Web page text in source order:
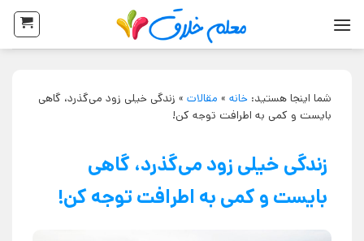
شما اینجا هستید: خانه » مقالات » زندگی خیلی زود می‌گذرد، گاهی
بایست و کمی به اطرافت توجه کن!
زندگی خیلی زود می‌گذرد، گاهی
بایست و کمی به اطرافت توجه کن!